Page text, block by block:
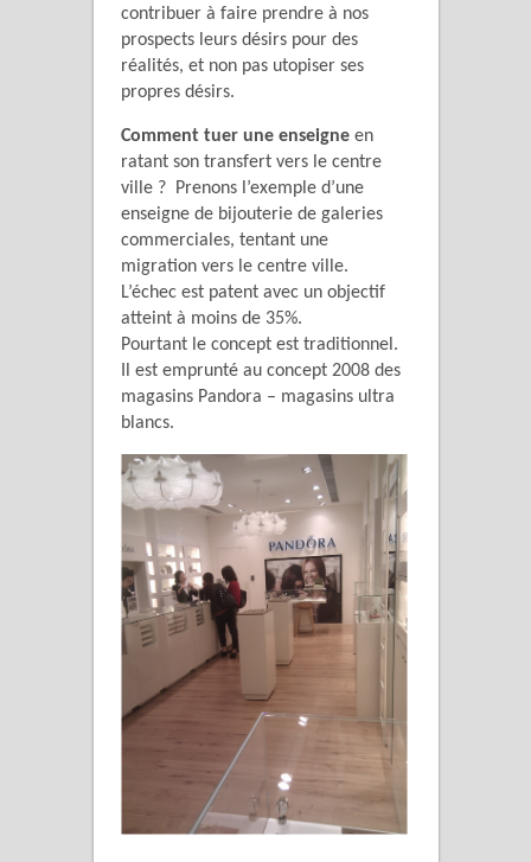
contribuer à faire prendre à nos
prospects leurs désirs pour des
réalités, et non pas utopiser ses
propres désirs.
Comment tuer une enseigne en
ratant son transfert vers le centre
ville ? Prenons l’exemple d’une
enseigne de bijouterie de galeries
commerciales, tentant une
migration vers le centre ville.
L’échec est patent avec un objectif
atteint à moins de 35%.
Pourtant le concept est traditionnel.
Il est emprunté au concept 2008 des
magasins Pandora – magasins ultra
blancs.